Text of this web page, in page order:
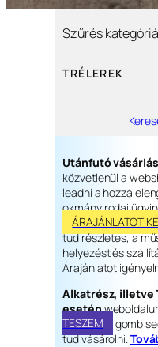
Szűrés
TRÉLEREK
Utánfutó
közvetlenül a
leadni a hozzá
okmányirodai
ÁRAJÁNLATOT
tud részletes, a
helyezést és
Árajánlatot
Alkatrész, illetve
esetén
TESZEM
gomb
tud vásárolni.